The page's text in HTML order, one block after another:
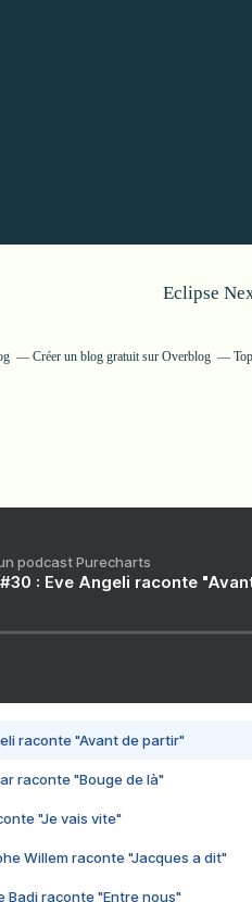
Eclipse
Créer un blog gratuit sur Overblog
podcast Purecharts
#30 : Eve Angeli raconte
raconte "Avant de partir"
raconte "Bouge de là"
"Je vais vite"
Willem raconte "Jacques a dit"
Badi raconte "Entre nous"